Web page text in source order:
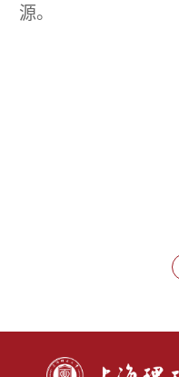
源。